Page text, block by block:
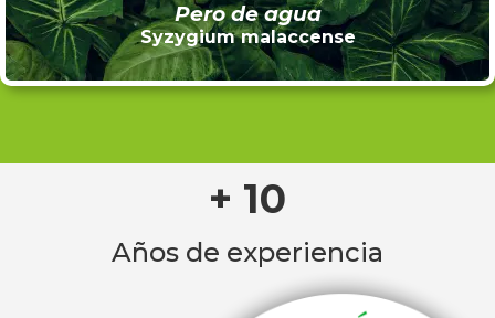
Pero de agua
Syzygium malaccense
+ 10
Años de experiencia